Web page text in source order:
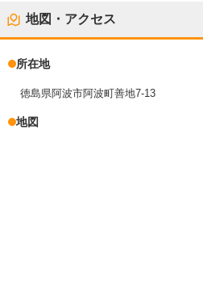
地図・アクセス
所在地
徳島県阿波市阿波町善地7-13
地図